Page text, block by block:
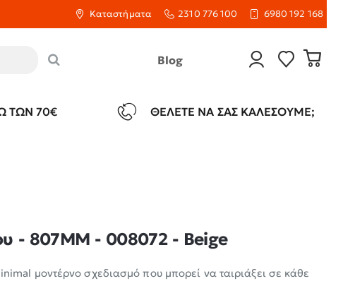
Καταστήματα 2310 776 100 6980 192 168
Blog
ΤΩΝ 70€ ΘΈΛΕΤΕ ΝΑ ΣΑΣ ΚΑΛΈΣΟΥΜΕ;
- 807MM - 008072 - Beige
μοντέρνο σχεδιασμό που μπορεί να ταιριάξει σε κάθε